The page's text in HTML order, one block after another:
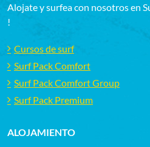
Alojate y surfea con nosotros en
!
Cursos de surf
Surf Pack Comfort
Surf Pack Comfort Group
Surf Pack Premium
ALOJAMIENTO